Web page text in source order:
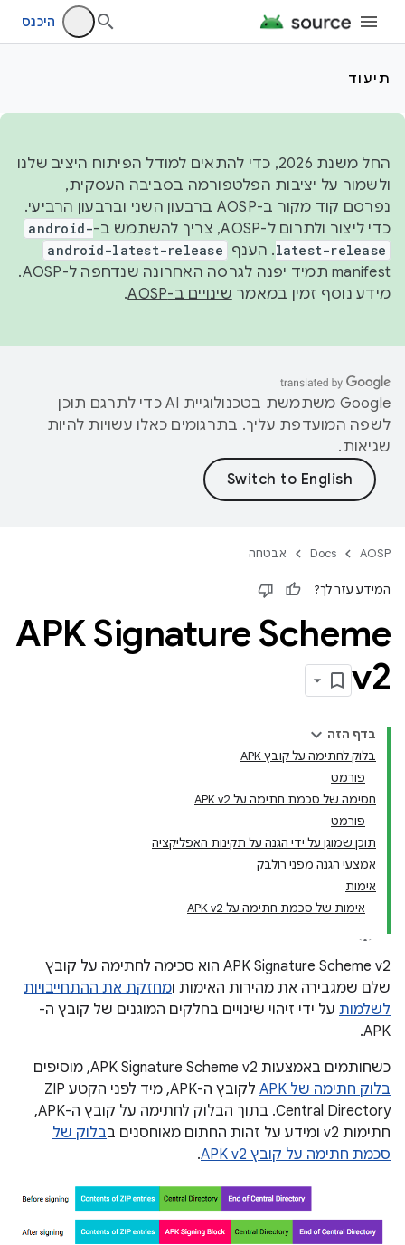
היכנס
תיעוד
החל משנת 2026, כדי להתאים למודל הפיתוח היציב שלנו
ולשמור על יציבות הפלטפורמה בסביבה העסקית,
נפרסם קוד מקור ב-AOSP ברבעון השני וברבעון הרביעי.
כדי ליצור ולתרום ל-AOSP, צריך להשתמש ב-
android-
latest-release. הענף android-latest-release
manifest תמיד יפנה לגרסה האחרונה שנדחפה ל-AOSP.
מידע נוסף זמין במאמר שינויים ב-AOSP .
‫Google משתמשת בטכנולוגיית AI כדי לתרגם תוכן
לשפה המועדפת עליך. בתרגומים כאלו עשויות להיות
שגיאות.
AOSP
Docs אבטחה
המידע עזר לך?
APK Signature Scheme
v2
בדף הזה
בלוק לחתימה על קובץ APK
פורמט
חסימה של סכמת חתימה על APK v2
פורמט
תוכן שמוגן על ידי הגנה על תקינות האפליקציה
אמצעי הגנה מפני רולבק
אימות
אימות של סכמת חתימה על APK v2
APK Signature Scheme v2 הוא סכימה לחתימה על קובץ
שלם שמגבירה את מהירות האימות ומחזקת את ההתחייבויות
לשלמות על ידי זיהוי שינויים בחלקים המוגנים של קובץ ה-
APK.
כשחותמים באמצעות APK Signature Scheme v2, מוסיפים
בלוק חתימה של APK
לקובץ ה-APK, מיד לפני הקטע ZIP
Central Directory. בתוך הבלוק לחתימה על קובץ ה-APK,
חתימות v2 ומידע על זהות החתום מאוחסנים ב
בלוק של
סכמת חתימה על קובץ APK v2
.